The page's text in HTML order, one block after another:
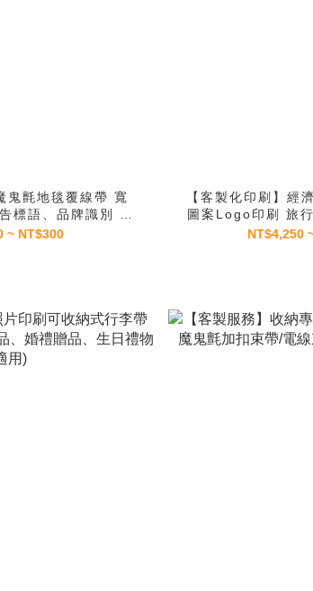
鬼氈地毯覆線帶 寬
標語、品牌識別 適
用~ NT$300
【客製化印刷】經
圖案Logo印刷 旅
NT$4,250